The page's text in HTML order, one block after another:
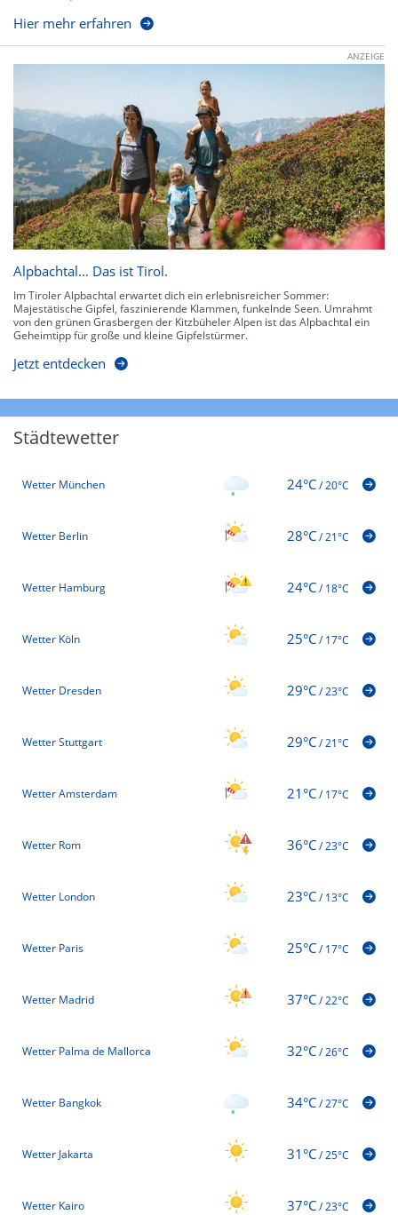
Hier mehr erfahren
ANZEIGE
Alpbachtal… Das ist Tirol.
Im Tiroler Alpbachtal erwartet dich ein erlebnisreicher Sommer:
Majestätische Gipfel, faszinierende Klammen, funkelnde Seen. Umrahmt
von den grünen Grasbergen der Kitzbüheler Alpen ist das Alpbachtal ein
Geheimtipp für große und kleine Gipfelstürmer.
Jetzt entdecken
Städtewetter
Wetter München 24°C/20°C
Wetter Berlin 28°C/21°C
Wetter Hamburg 24°C/18°C
Wetter Köln 25°C/17°C
Wetter Dresden 29°C/23°C
Wetter Stuttgart 29°C/21°C
Wetter Amsterdam 21°C/17°C
Wetter Rom 36°C/23°C
Wetter London 23°C/13°C
Wetter Paris 25°C/17°C
Wetter Madrid 37°C/22°C
Wetter Palma de Mallorca 32°C/26°C
Wetter Bangkok 34°C/27°C
Wetter Jakarta 31°C/25°C
Wetter Kairo 37°C/23°C